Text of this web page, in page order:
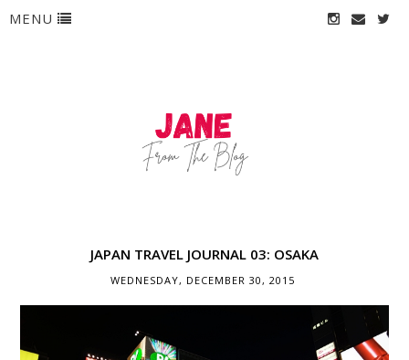
MENU
JAPAN TRAVEL JOURNAL 03: OSAKA
WEDNESDAY, DECEMBER 30, 2015